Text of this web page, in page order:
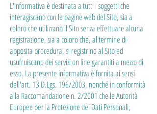
L'informativa è destinata a tutti i soggetti che
interagiscano con le pagine web del Sito, sia a
coloro che utilizzano il Sito senza effettuare alcuna
registrazione, sia a coloro che, al termine di
apposita procedura, si registrino al Sito ed
usufruiscano dei servizi on line garantiti a mezzo di
esso. La presente informativa è fornita ai sensi
dell'art. 13 D.Lgs. 196/2003, nonché in conformità
alla Raccomandazione n. 2/2001 che le Autorità
Europee per la Protezione dei Dati Personali,